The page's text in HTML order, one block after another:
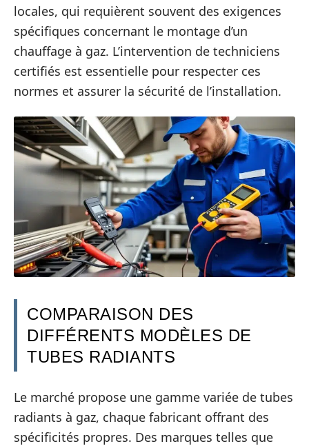
locales, qui requièrent souvent des exigences
spécifiques concernant le montage d’un
chauffage à gaz. L’intervention de techniciens
certifiés est essentielle pour respecter ces
normes et assurer la sécurité de l’installation.
COMPARAISON DES
DIFFÉRENTS MODÈLES DE
TUBES RADIANTS
Le marché propose une gamme variée de tubes
radiants à gaz, chaque fabricant offrant des
spécificités propres. Des marques telles que